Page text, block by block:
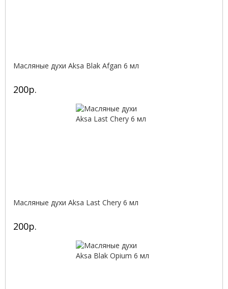
Масляные духи Aksa Blak Afgan 6 мл
200р.
Масляные духи Aksa Last Chery 6 мл
200р.